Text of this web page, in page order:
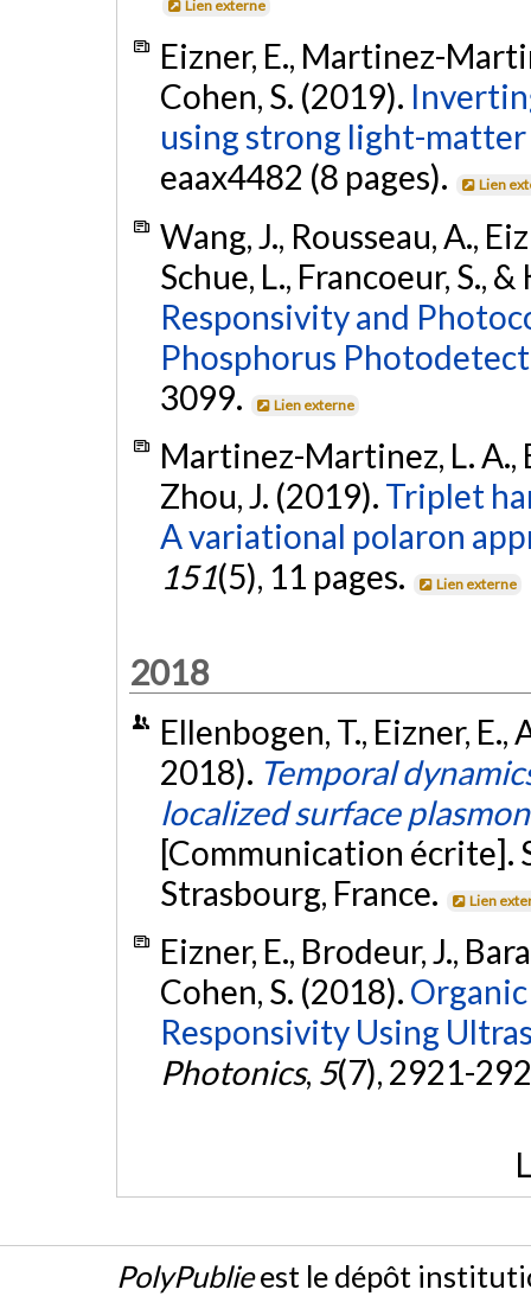
Lien externe
Eizner, E., Martinez-
Cohen, S. (2019).
using strong light-
eaax4482 (8 pages).
Lien
Wang, J., Rousseau, A.,
Schue, L., Francoeur, S.,
Responsivity and
Phosphorus
3099.
Lien externe
Martinez-Martinez, L. A.,
Zhou, J. (2019). Triplet
A variational polaron
151(5), 11 pages. Lien externe
2018
Ellenbogen, T., Eizner,
2018). Temporal
localized surface
[Communication écrite].
Strasbourg, France.
Lien
Eizner, E., Brodeur, J.,
Cohen, S. (2018).
Responsivity Using
Photonics, 5(7), 2921-
PolyPublieest le dépôt